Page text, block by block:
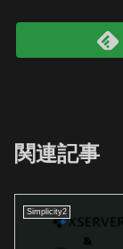
関連記事
Simplicity2